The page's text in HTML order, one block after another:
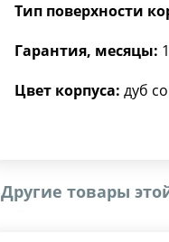
Тип поверхности
Гарантия, месяцы:
Цвет корпуса: дуб
Другие товары